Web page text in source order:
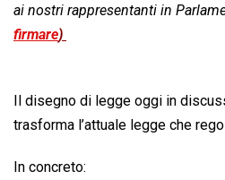
ai nostri rappresentanti in
firmare)
Il disegno di legge oggi in
trasforma l’attuale legge che
In concreto: